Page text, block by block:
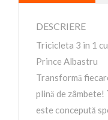
DESCRIERE
Tricicleta 3 in 1
Prince Albastru
Transformă
plină de zâmbete!
este concepută